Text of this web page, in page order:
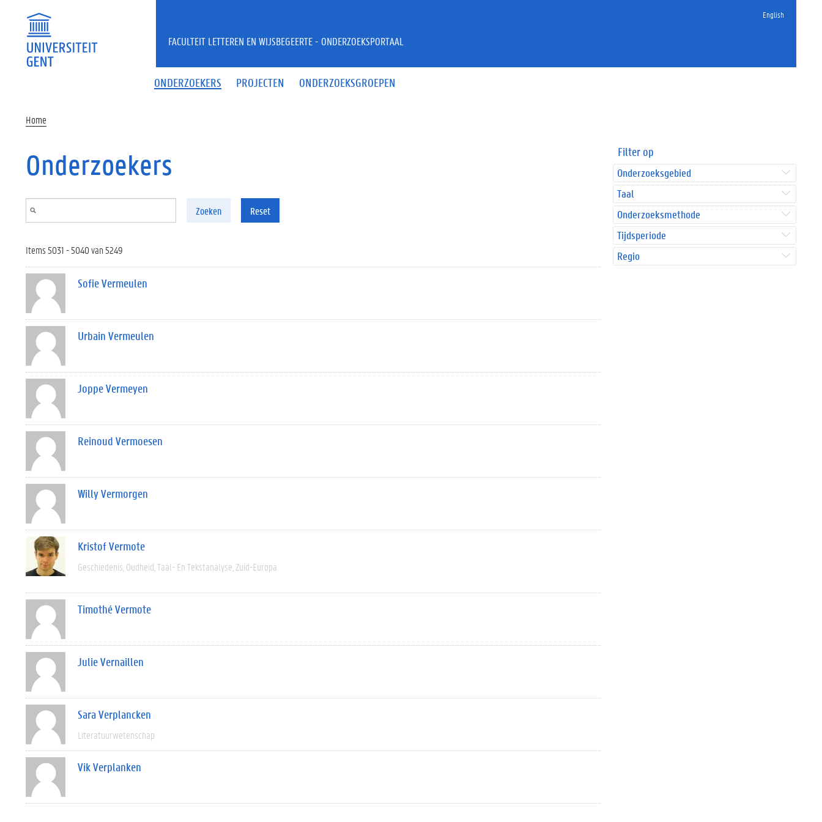
English
ONDERZOEKERS PROJECTEN ONDERZOEKSGROEPEN
FACULTEIT LETTEREN EN WIJSBEGEERTE - ONDERZOEKSPORTAAL
Home
Onderzoekers
Zoeken Reset
Items 5031 - 5040 van 5249
Sofie Vermeulen
Urbain Vermeulen
Joppe Vermeyen
Reinoud Vermoesen
Willy Vermorgen
Kristof Vermote
Geschiedenis Oudheid Taal- En Tekstanalyse Zuid-Europa
Timothé Vermote
Julie Vernaillen
Sara Verplancken
Literatuurwetenschap
Vik Verplanken
Filter op
Onderzoeksgebied
Taal
Onderzoeksmethode
Tijdsperiode
Regio